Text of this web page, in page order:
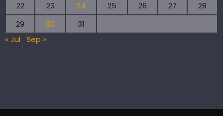
22
23 24 25 26 27
28
29
30
31
« Jul
Sep »